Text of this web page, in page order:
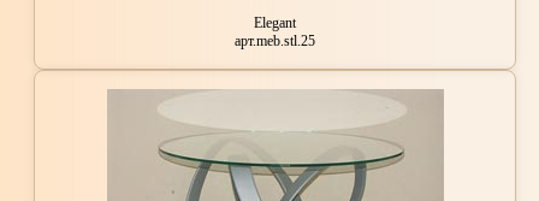
Elegant
арт.meb.stl.25